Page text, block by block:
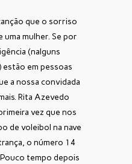
que o sorriso
uma mulher. Se por
(nalguns
em pessoas
a nossa convidada
Rita Azevedo
vez que nos
de voleibol na nave
o número 14
tempo depois